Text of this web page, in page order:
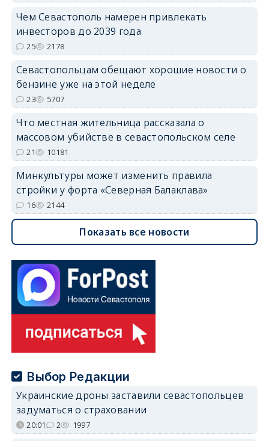
Чем Севастополь намерен привлекать
инвесторов до 2039 года
25 2178
Севастопольцам обещают хорошие новости о
бензине уже на этой неделе
23 5707
Что местная жительница рассказала о
массовом убийстве в севастопольском селе
21 10181
Минкультуры может изменить правила
стройки у форта «Северная Балаклава»
16 2144
Показать все новости
Выбор Редакции
Украинские дроны заставили севастопольцев
задуматься о страховании
20:01 2 1997